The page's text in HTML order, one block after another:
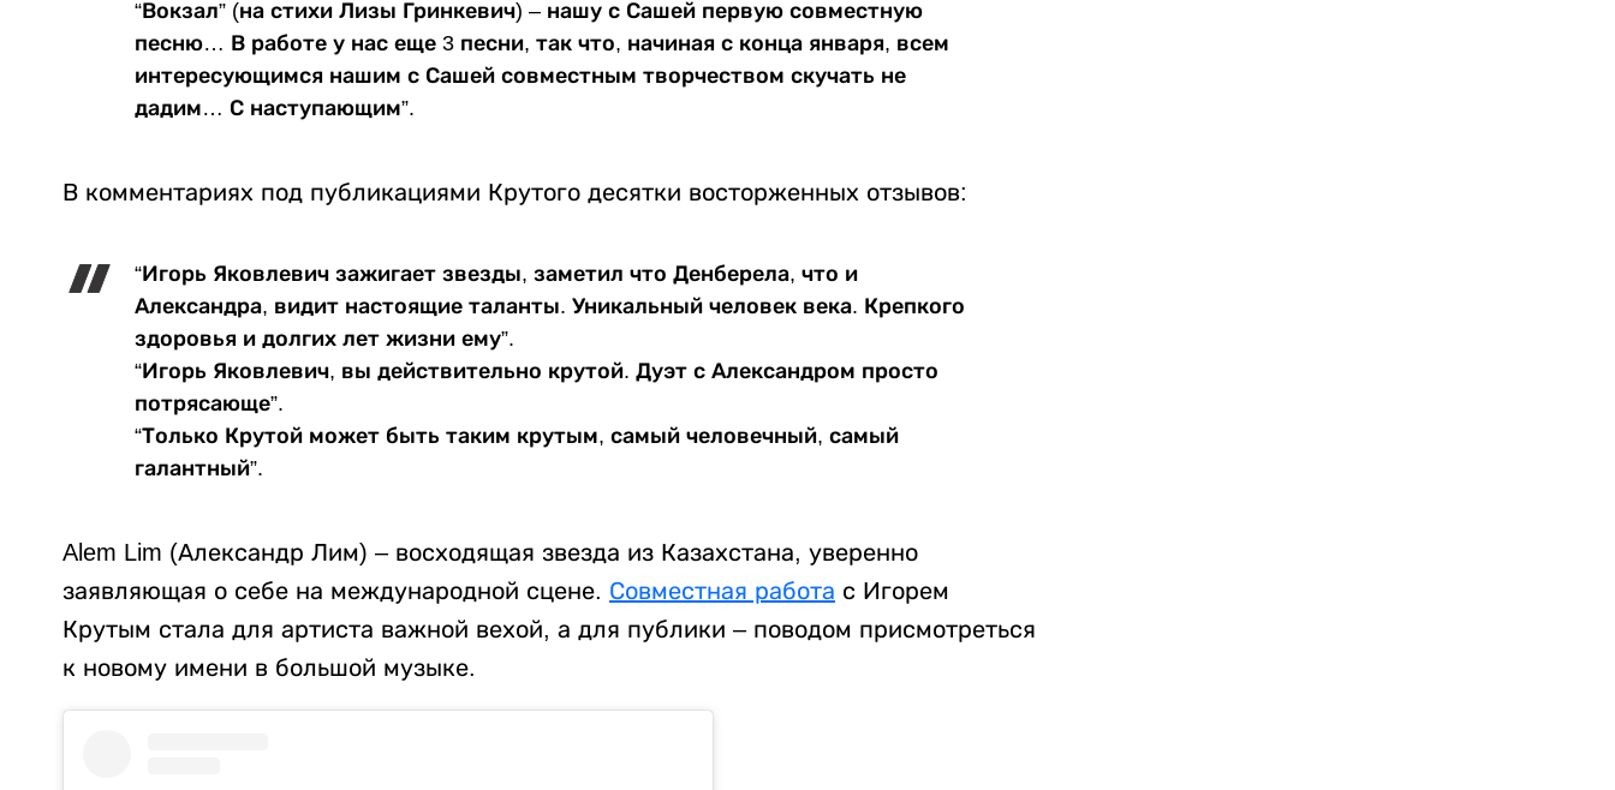
“Вокзал” (на стихи Лизы Гринкевич) – нашу с Сашей первую совместную
песню… В работе у нас еще 3 песни, так что, начиная с конца января, всем
интересующимся нашим с Сашей совместным творчеством скучать не
дадим… С наступающим”.
В комментариях под публикациями Крутого десятки восторженных отзывов:
“Игорь Яковлевич зажигает звезды, заметил что Денберела, что и
Александра, видит настоящие таланты. Уникальный человек века. Крепкого
здоровья и долгих лет жизни ему”.
“Игорь Яковлевич, вы действительно крутой. Дуэт с Александром просто
потрясающе”.
“Только Крутой может быть таким крутым, самый человечный, самый
галантный”.
Alem Lim (Александр Лим) – восходящая звезда из Казахстана, уверенно
заявляющая о себе на международной сцене. Совместная работа с Игорем
Крутым стала для артиста важной вехой, а для публики – поводом присмотреться
к новому имени в большой музыке.